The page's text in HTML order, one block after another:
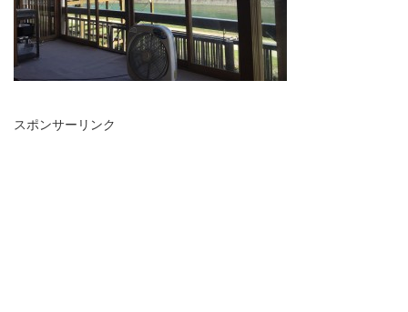
スポンサーリンク